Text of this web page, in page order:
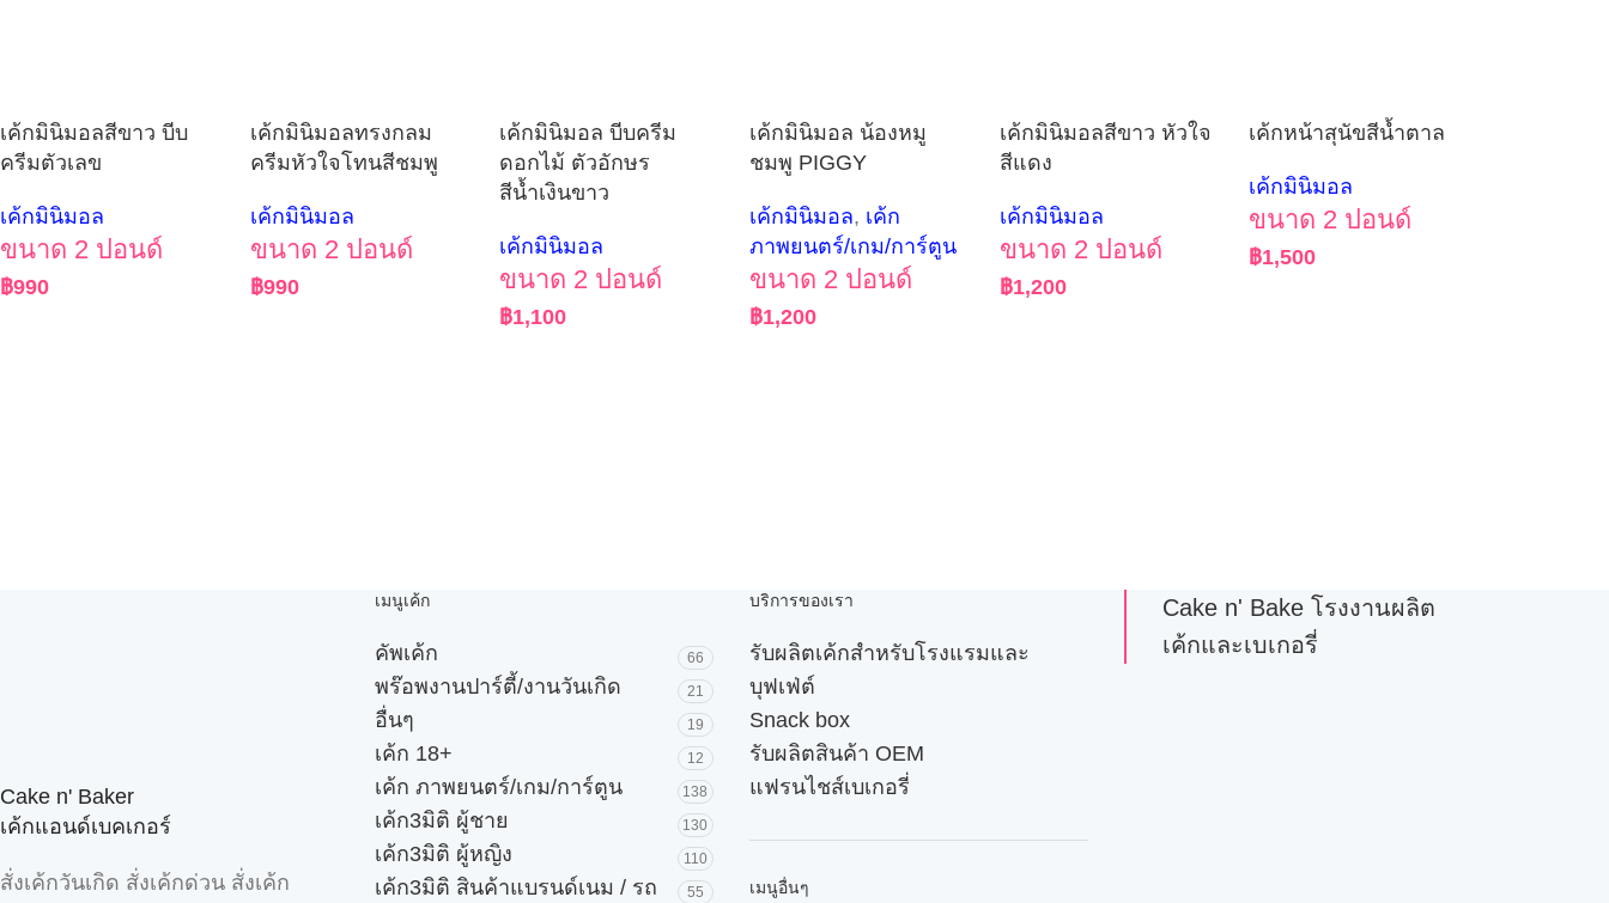
เค้กมินิมอลสีขาว บีบ
ครีมตัวเลข
เค้กมินิมอล
ขนาด 2 ปอนด์
฿990
เค้กมินิมอลทรงกลม
ครีมหัวใจโทนสีชมพู
เค้กมินิมอล
ขนาด 2 ปอนด์
฿990
เค้กมินิมอล บีบครีม
ดอกไม้ ตัวอักษร
สีน้ำเงินขาว
เค้กมินิมอล
ขนาด 2 ปอนด์
฿1,100
เค้กมินิมอล น้องหมู
ชมพู PIGGY
เค้กมินิมอล, เค้ก
ภาพยนตร์/เกม/การ์ตูน
ขนาด 2 ปอนด์
฿1,200
เค้กมินิมอลสีขาว หัวใจ
สีแดง
เค้กมินิมอล
ขนาด 2 ปอนด์
฿1,200
เค้กหน้าสุนัขสีน้ำตาล
เค้กมินิมอล
ขนาด 2 ปอนด์
฿1,500
Cake n' Baker
เค้กแอนด์เบคเกอร์
สั่งเค้กวันเกิด สั่งเค้กด่วน สั่งเค้ก
เมนูเค้ก
คัพเค้ก 66
พร๊อพงานปาร์ตี้/งานวันเกิด 21
อื่นๆ 19
เค้ก 18+ 12
เค้ก ภาพยนตร์/เกม/การ์ตูน 138
เค้ก3มิติ ผู้ชาย 130
เค้ก3มิติ ผู้หญิง 110
เค้ก3มิติ สินค้าแบรนด์เนม / รถ 55
บริการของเรา
รับผลิตเค้กสำหรับโรงแรมและ
บุฟเฟ่ต์
Snack box
รับผลิตสินค้า OEM
แฟรนไชส์เบเกอรี่
เมนูอื่นๆ
Cake n' Bake โรงงานผลิต
เค้กและเบเกอรี่